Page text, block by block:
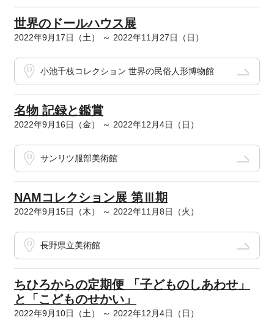
世界のドールハウス展
2022年9月17日（土） ～ 2022年11月27日（日）
小池千枝コレクション 世界の民俗人形博物館
名物 記録と鑑賞
2022年9月16日（金） ～ 2022年12月4日（日）
サンリツ服部美術館
NAMコレクション展 第Ⅲ期
2022年9月15日（木） ～ 2022年11月8日（火）
長野県立美術館
ちひろからの定期便 「子どものしあわせ」
と「こどものせかい」
2022年9月10日（土） ～ 2022年12月4日（日）